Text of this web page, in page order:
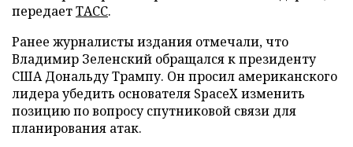
передаетТАСС.
Ранее журналисты издания отмечали, что
Владимир Зеленский обращался к президенту
США Дональду Трампу. Он просил американского
лидера убедить основателя SpaceX изменить
позицию по вопросу спутниковой связи для
планирования атак.